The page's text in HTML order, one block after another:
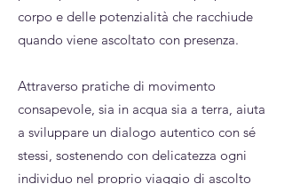
corpo e delle potenzialità che racchiude
quando viene ascoltato con presenza.
Attraverso pratiche di movimento
consapevole, sia in acqua sia a terra, aiuta
a sviluppare un dialogo autentico con sé
stessi, sostenendo con delicatezza ogni
individuo nel proprio viaggio di ascolto